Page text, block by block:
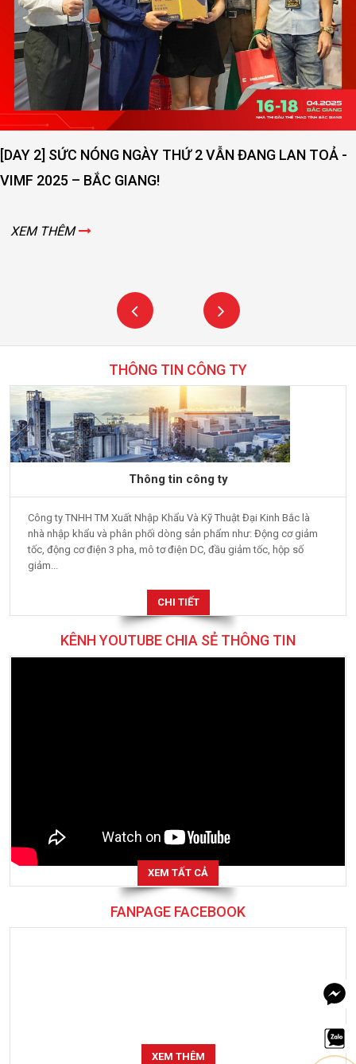
[DAY 2] SỨC NÓNG NGÀY THỨ 2 VẪN ĐANG LAN TOẢ -
VIMF 2025 – BẮC GIANG!
XEM THÊM
THÔNG TIN CÔNG TY
Thông tin công ty
Công ty TNHH TM Xuất Nhập Khẩu Và Kỹ Thuật Đại Kinh Bắc là
nhà nhập khẩu và phân phối dòng sản phẩm như: Động cơ giảm
tốc, động cơ điện 3 pha, mô tơ điện DC, đầu giảm tốc, hộp số
giảm...
CHI TIẾT
KÊNH YOUTUBE CHIA SẺ THÔNG TIN
XEM TẤT CẢ
FANPAGE FACEBOOK
XEM THÊM